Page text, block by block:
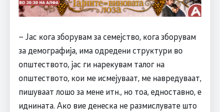
– Jас кога зборувам за семејство, кога зборувам
за демографија, има одредени структури во
општеството, јас ги нарекувам талог на
општеството, кои ме исмејуваат, ме навредуваат,
пишуваат лошо за мене итн., но тоа, едноставно, е
иднината. Ако вие денеска не размислувате што